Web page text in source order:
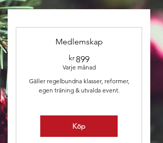
Medlemskap
kr899899kr
Varje månad
Gäller regelbundna klasser, reformer,
egen träning & utvalda event.
Köp